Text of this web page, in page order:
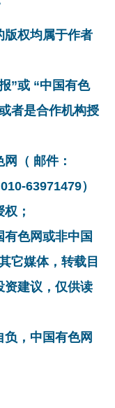
版权均属于作者
”或 “中国有色
者是合作机构授
（ 邮件：
63971479）
；
有色网或非中国
它媒体，转载目
资建议，仅供读
，中国有色网